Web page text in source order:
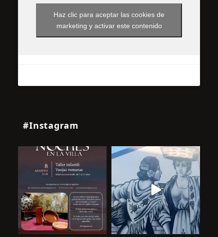
Haz clic para aceptar las cookies de
marketing y activar este contenido
#Instagram